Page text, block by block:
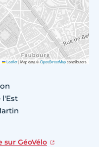
Leaflet|Map data ©OpenStreetMapcontributors
l'Est
sur GéoVélo